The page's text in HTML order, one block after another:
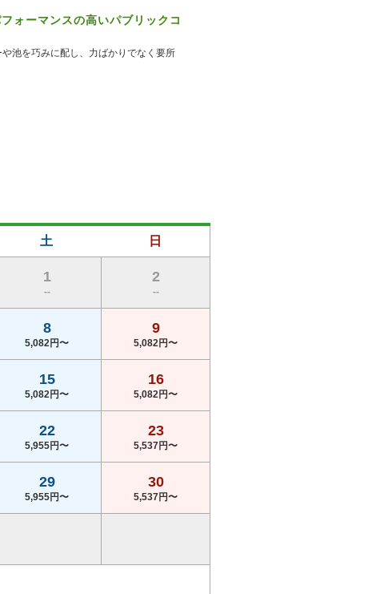
ォーマンスの高いパブリックコ
池を巧みに配し、力ばかりでなく要所
土 日
1
--
2
--
8
5,082円〜
9
5,082円〜
15
5,082円〜
16
5,082円〜
22
5,955円〜
23
5,537円〜
29
5,955円〜
30
5,537円〜